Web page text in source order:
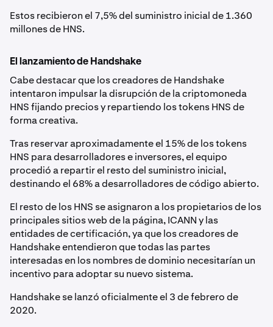
Estos recibieron el 7,5% del suministro inicial de 1.360
millones de HNS.
El lanzamiento de Handshake
Cabe destacar que los creadores de Handshake
intentaron impulsar la disrupción de la criptomoneda
HNS fijando precios y repartiendo los tokens HNS de
forma creativa.
Tras reservar aproximadamente el 15% de los tokens
HNS para desarrolladores e inversores, el equipo
procedió a repartir el resto del suministro inicial,
destinando el 68% a desarrolladores de código abierto.
El resto de los HNS se asignaron a los propietarios de los
principales sitios web de la página, ICANN y las
entidades de certificación, ya que los creadores de
Handshake entendieron que todas las partes
interesadas en los nombres de dominio necesitarían un
incentivo para adoptar su nuevo sistema.
Handshake se lanzó oficialmente el 3 de febrero de
2020.